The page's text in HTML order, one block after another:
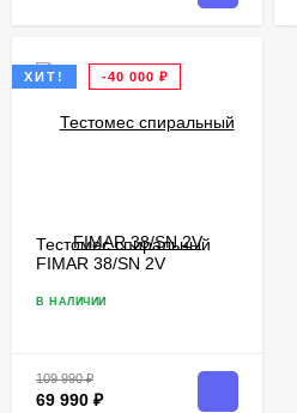
ХИТ! -40 000 ₽
Тестомес спиральный
FIMAR 38/SN 2V
В НАЛИЧИИ
109 990₽
69 990 ₽